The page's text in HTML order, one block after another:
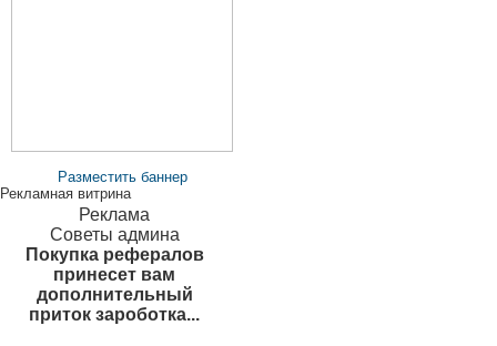
Разместить баннер
Рекламная витрина
Реклама
Советы админа
Покупка рефералов
принесет вам
дополнительный
приток зароботка...